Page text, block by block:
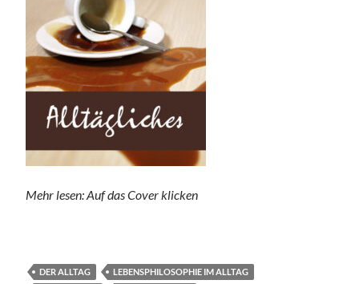
Mehr lesen: Auf das Cover klicken
DER ALLTAG
LEBENSPHILOSOPHIE IM ALLTAG